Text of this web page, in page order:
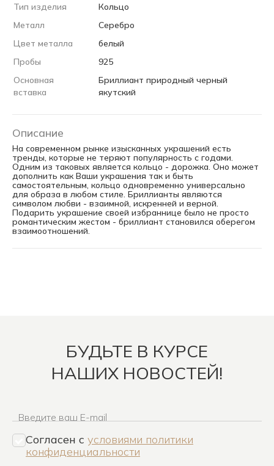
Тип изделия
Кольцо
Металл
Серебро
Цвет металла
белый
Пробы
925
Основная
вставка
Бриллиант природный черный
якутский
Описание
На современном рынке изысканных украшений есть
тренды, которые не теряют популярность с годами.
Одним из таковых является кольцо - дорожка. Оно может
дополнить как Ваши украшения так и быть
самостоятельным, кольцо одновременно универсально
для образа в любом стиле. Бриллианты являются
символом любви - взаимной, искренней и верной.
Подарить украшение своей избраннице было не просто
романтическим жестом - бриллиант становился оберегом
взаимоотношений.
БУДЬТЕ В КУРСЕ
НАШИХ НОВОСТЕЙ!
Введите ваш E-mail
Согласен c условиями политики
конфиденциальности